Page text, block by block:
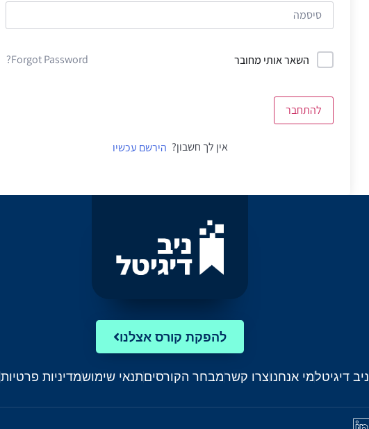
השאר אותי מחובר Forgot Password?
להתחבר
אין לך חשבון? הירשם עכשיו
להפקת קורס אצלנו
ניב דיגיטלמי אנחנוצרו קשרמבחר הקורסיםתנאי שימושמדיניות פרטיות